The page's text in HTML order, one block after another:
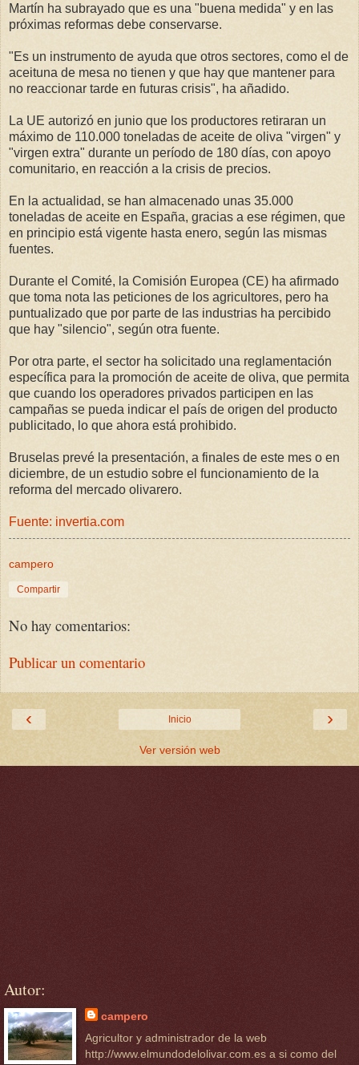
Martín ha subrayado que es una "buena medida" y en las
próximas reformas debe conservarse.
"Es un instrumento de ayuda que otros sectores, como el de
aceituna de mesa no tienen y que hay que mantener para
no reaccionar tarde en futuras crisis", ha añadido.
La UE autorizó en junio que los productores retiraran un
máximo de 110.000 toneladas de aceite de oliva "virgen" y
"virgen extra" durante un período de 180 días, con apoyo
comunitario, en reacción a la crisis de precios.
En la actualidad, se han almacenado unas 35.000
toneladas de aceite en España, gracias a ese régimen, que
en principio está vigente hasta enero, según las mismas
fuentes.
Durante el Comité, la Comisión Europea (CE) ha afirmado
que toma nota las peticiones de los agricultores, pero ha
puntualizado que por parte de las industrias ha percibido
que hay "silencio", según otra fuente.
Por otra parte, el sector ha solicitado una reglamentación
específica para la promoción de aceite de oliva, que permita
que cuando los operadores privados participen en las
campañas se pueda indicar el país de origen del producto
publicitado, lo que ahora está prohibido.
Bruselas prevé la presentación, a finales de este mes o en
diciembre, de un estudio sobre el funcionamiento de la
reforma del mercado olivarero.
Fuente: invertia.com
campero
Compartir
No hay comentarios:
Publicar un comentario
‹ ›
Inicio
Ver versión web
Autor:
campero
Agricultor y administrador de la web
http://www.elmundodelolivar.com.es a si como del